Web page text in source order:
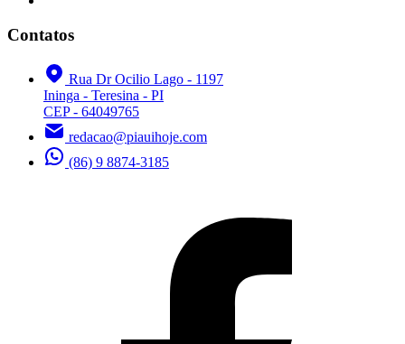
Contatos
Rua Dr Ocilio Lago - 1197
Ininga - Teresina - PI
CEP - 64049765
redacao@piauihoje.com
(86) 9 8874-3185